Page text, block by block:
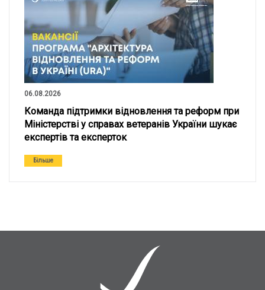
06.08.2026
Команда підтримки відновлення та реформ при
Міністерстві у справах ветеранів України шукає
експертів та експерток
Більше